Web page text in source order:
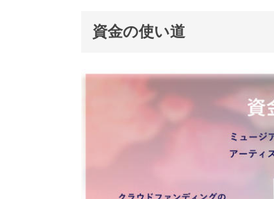
資金の使い道